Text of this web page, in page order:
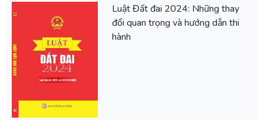
Luật Đất đai 2024: Những thay
đổi quan trọng và hướng dẫn thi
hành